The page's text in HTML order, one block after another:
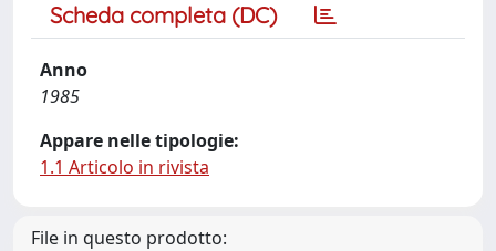
Scheda completa (DC)
Anno
1985
Appare nelle tipologie:
1.1 Articolo in rivista
File in questo prodotto: